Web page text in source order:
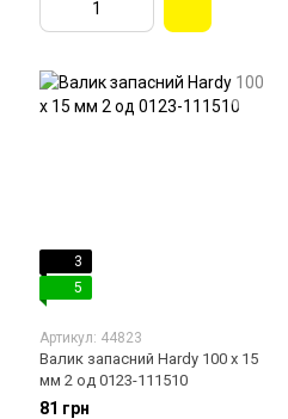
3
5
Артикул: 44823
Валик запасний Hardy 100 х 15
мм 2 од 0123-111510
81 грн